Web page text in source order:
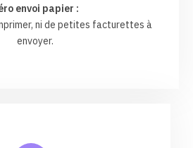
envoi papier :
ni de petites facturettes à
envoyer.